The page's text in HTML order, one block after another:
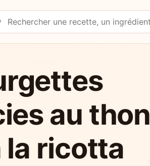
une recette
au thon
la ricotta